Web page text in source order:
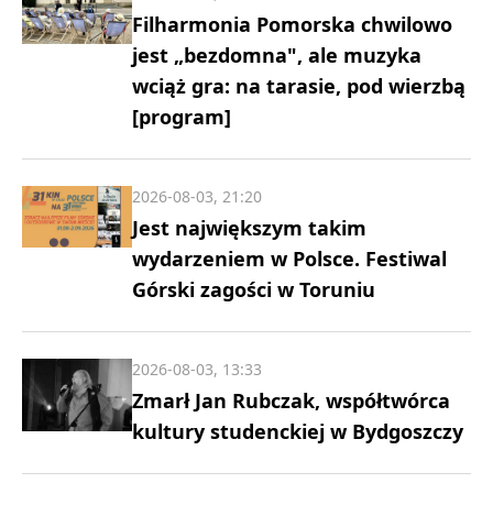
Filharmonia Pomorska chwilowo
jest „bezdomna", ale muzyka
wciąż gra: na tarasie, pod wierzbą
[program]
Jest największym takim
wydarzeniem w Polsce. Festiwal
Górski zagości w Toruniu
2026-08-03, 21:20
Zmarł Jan Rubczak, współtwórca
kultury studenckiej w Bydgoszczy
2026-08-03, 13:33